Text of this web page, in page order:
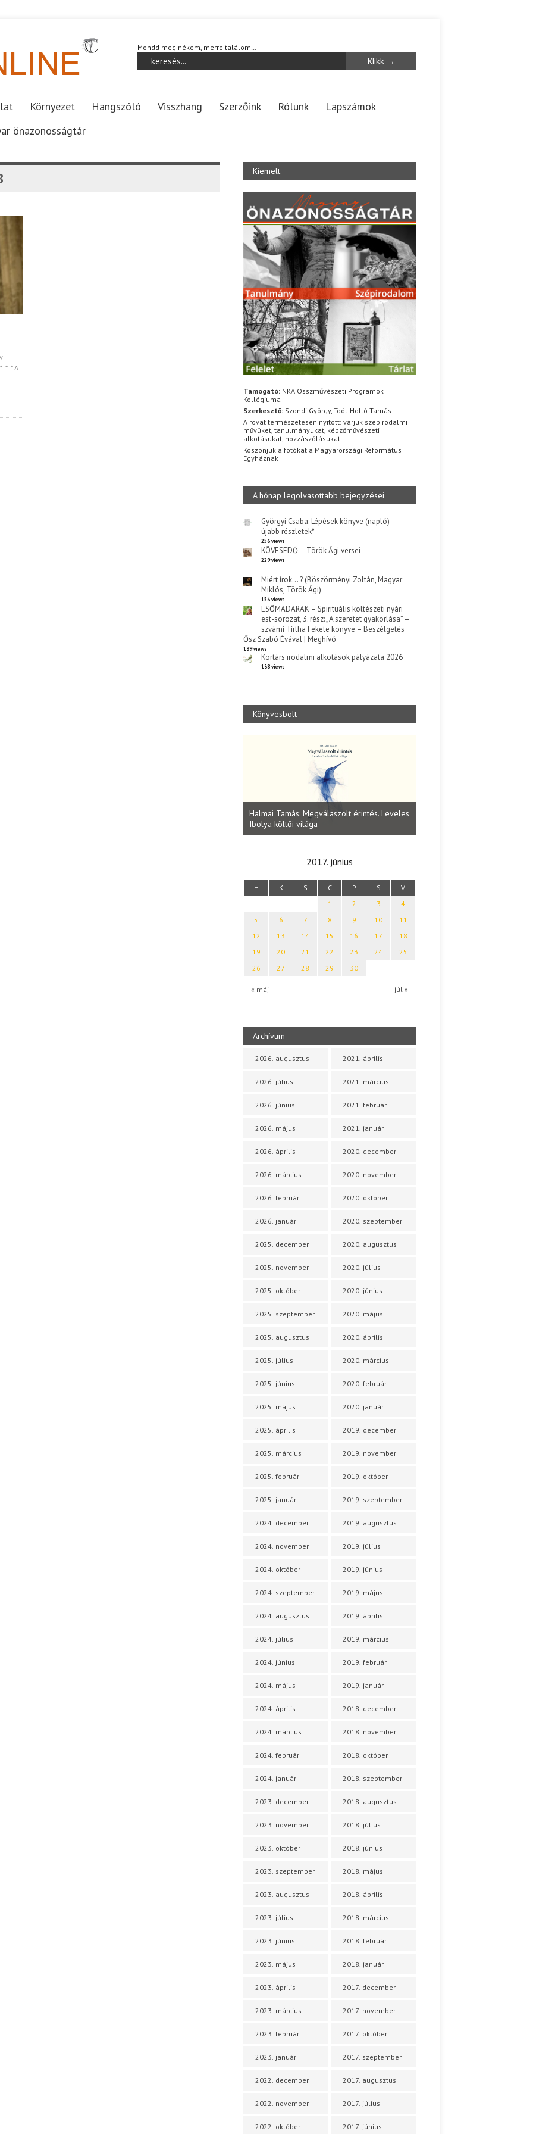
Mondd meg nékem, merre találom…
Környezet Hangszóló Visszhang Szerzőink Rólunk
Lapszámok
önazonosságtár
* * A
Kiemelt
Támogató: NKA Összművészeti Programok
Kollégiuma
Szerkesztő: Szondi György, Toót-Holló Tamás
A rovat természetesen nyitott: várjuk szépirodalmi
művüket, tanulmányukat, képzőművészeti
alkotásukat, hozzászólásukat.
Köszönjük a fotókat a Magyarországi Református
Egyháznak
A hónap legolvasottabb bejegyzései
Györgyi Csaba: Lépések könyve (napló) –
újabb részletek*
256 views
KÖVESEDŐ – Török Ági versei
229 views
Miért írok… ? (Böszörményi Zoltán, Magyar
Miklós, Török Ági)
156 views
ESŐMADARAK – Spirituális költészeti nyári
est-sorozat, 3. rész: „A szeretet gyakorlása” –
szvámí Tírtha Fekete könyve – Beszélgetés
Ősz Szabó Évával | Meghívó
139 views
Kortárs irodalmi alkotások pályázata 2026
138 views
Könyvesbolt
Halmai Tamás: Megválaszolt érintés. Leveles
Ibolya költői világa
2017. június
H K S C P S V
« máj júl »
1 2 3
4
5
6 7 8 9 10
11
12
13 14 15 16 17
18
19
20 21 22 23 24
25
26
27 28 29 30
Archívum
2026. augusztus
2026. július
2026. június
2026. május
2026. április
2026. március
2026. február
2026. január
2025. december
2025. november
2025. október
2025. szeptember
2025. augusztus
2025. július
2025. június
2025. május
2025. április
2025. március
2025. február
2025. január
2024. december
2024. november
2024. október
2024. szeptember
2024. augusztus
2024. július
2024. június
2024. május
2024. április
2024. március
2024. február
2024. január
2023. december
2023. november
2023. október
2023. szeptember
2023. augusztus
2023. július
2023. június
2023. május
2023. április
2023. március
2023. február
2023. január
2022. december
2022. november
2022. október
2021. április
2021. március
2021. február
2021. január
2020. december
2020. november
2020. október
2020. szeptember
2020. augusztus
2020. július
2020. június
2020. május
2020. április
2020. március
2020. február
2020. január
2019. december
2019. november
2019. október
2019. szeptember
2019. augusztus
2019. július
2019. június
2019. május
2019. április
2019. március
2019. február
2019. január
2018. december
2018. november
2018. október
2018. szeptember
2018. augusztus
2018. július
2018. június
2018. május
2018. április
2018. március
2018. február
2018. január
2017. december
2017. november
2017. október
2017. szeptember
2017. augusztus
2017. július
2017. június